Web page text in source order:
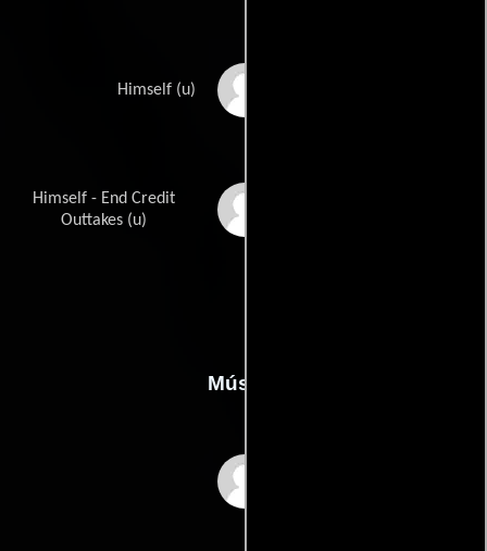
Himself (u)
Himself - End Credit
Outtakes (u)
Música